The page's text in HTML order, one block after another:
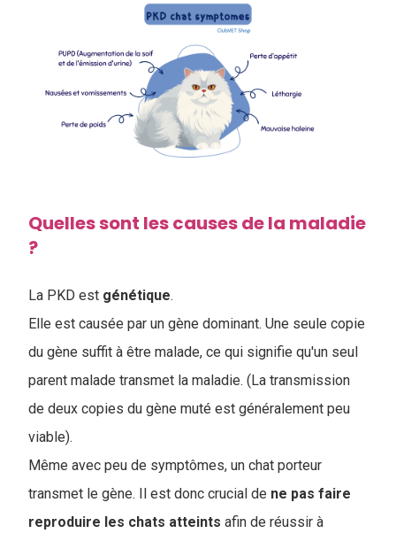
Quelles sont les causes de la maladie
?
La PKD est génétique.
Elle est causée par un gène dominant. Une seule copie
du gène suffit à être malade, ce qui signifie qu'un seul
parent malade transmet la maladie. (La transmission
de deux copies du gène muté est généralement peu
viable).
Même avec peu de symptômes, un chat porteur
transmet le gène. Il est donc crucial de ne pas faire
reproduire les chats atteints afin de réussir à